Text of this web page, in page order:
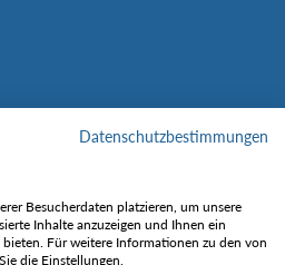
Datenschutzbestimmungen
Besucherdaten platzieren, um unsere
Inhalte anzuzeigen und Ihnen ein
Für weitere Informationen zu den von
die Einstellungen.